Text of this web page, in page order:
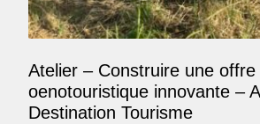
Atelier – Construire une offre
oenotouristique innovante –
Destination Tourisme